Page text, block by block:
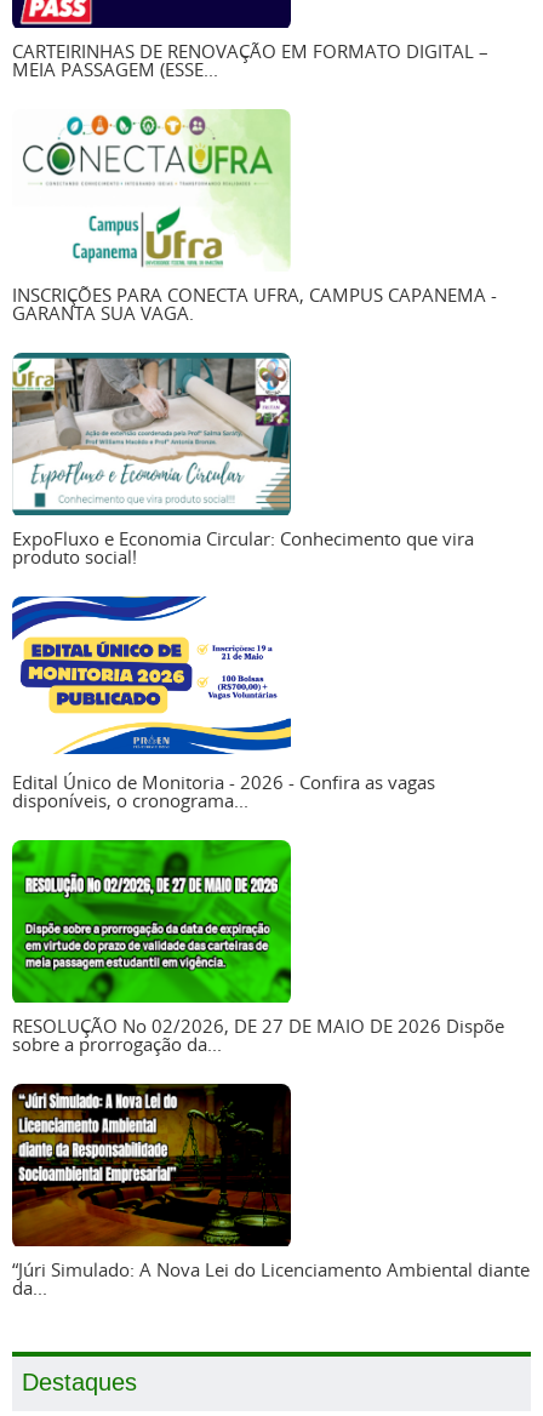
CARTEIRINHAS DE RENOVAÇÃO EM FORMATO DIGITAL –
MEIA PASSAGEM (ESSE...
INSCRIÇÕES PARA CONECTA UFRA, CAMPUS CAPANEMA -
GARANTA SUA VAGA.
ExpoFluxo e Economia Circular: Conhecimento que vira
produto social!
Edital Único de Monitoria - 2026 - Confira as vagas
disponíveis, o cronograma...
RESOLUÇÃO No 02/2026, DE 27 DE MAIO DE 2026 Dispõe
sobre a prorrogação da...
“Júri Simulado: A Nova Lei do Licenciamento Ambiental diante
da...
Destaques